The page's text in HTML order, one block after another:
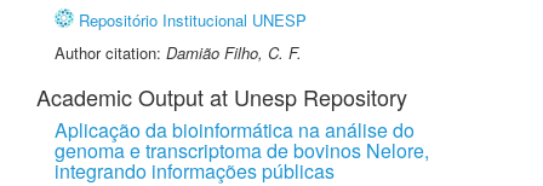
Repositório Institucional UNESP
Author citation: Damião Filho, C. F.
Academic Output at Unesp Repository
Aplicação da bioinformática na análise do
genoma e transcriptoma de bovinos Nelore,
integrando informações públicas